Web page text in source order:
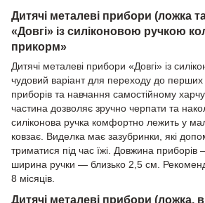
Дитячі металеві прибори (ложка
«Довгі» із силіконовою ручкою
прикорм»
Дитячі металеві прибори «Довгі» із
чудовий варіант для переходу до
приборів та навчання самостійному
частина дозволяє зручно черпати та
силіконова ручка комфортно лежить у
ковзає. Виделка має зазубринки, які
триматися під час їжі. Довжина приборів
ширина ручки — близько 2,5 см.
8 місяців.
Дитячі металеві прибори (ложка,